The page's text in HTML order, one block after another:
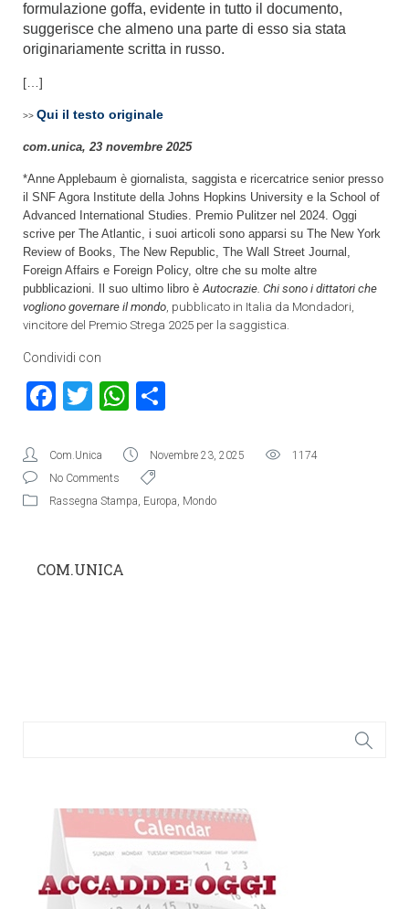
formulazione goffa, evidente in tutto il documento,
suggerisce che almeno una parte di esso sia stata
originariamente scritta in russo.
[…]
>> Qui il testo originale
com.unica, 23 novembre 2025
*Anne Applebaum è giornalista, saggista e ricercatrice senior presso
il SNF Agora Institute della Johns Hopkins University e la School of
Advanced International Studies. Premio Pulitzer nel 2024. Oggi
scrive per The Atlantic, i suoi articoli sono apparsi su The New York
Review of Books, The New Republic, The Wall Street Journal,
Foreign Affairs e Foreign Policy, oltre che su molte altre
pubblicazioni. Il suo ultimo libro èAutocrazie. Chi sono i dittatori che
vogliono governare il mondo, pubblicato in Italia da Mondadori,
vincitore del Premio Strega 2025 per la saggistica.
Condividi con
Facebook
TwitterWhatsApp
Com.Unica Novembre 23, 2025
1174
No Comments
Rassegna Stampa, Europa, Mondo
COM.UNICA